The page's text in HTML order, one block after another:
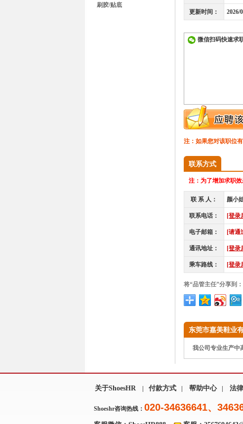
更新时间： 2026/
微信扫码快速求
注：如果您对该职位
联系方式
注： 为了增加求职
联 系 人： 颜小
联系电话： [登录
电子邮箱： [请通
通讯地址： [登录
乘车路线： [登录
将“品管主任”分享到：
东莞市嘉美鞋业
我公司专业生产中
刷胶/贴底
关于ShoesHR 付款方式 帮助中心 法
Shoeshr咨询热线： 020-34636641、